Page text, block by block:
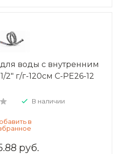
воды с внутренним
2" г/г-120см C-PE26-12
В наличии
руб.